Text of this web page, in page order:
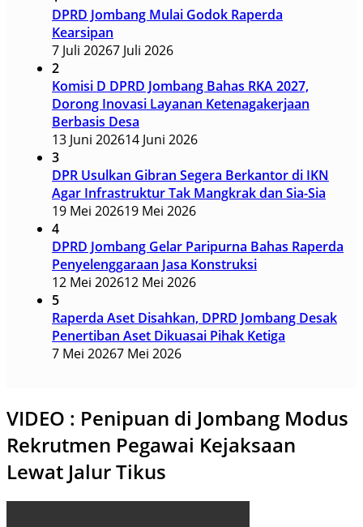
DPRD Jombang Mulai Godok Raperda
Kearsipan
7 Juli 20267 Juli 2026
2
Komisi D DPRD Jombang Bahas RKA 2027,
Dorong Inovasi Layanan Ketenagakerjaan
Berbasis Desa
13 Juni 202614 Juni 2026
3
DPR Usulkan Gibran Segera Berkantor di IKN
Agar Infrastruktur Tak Mangkrak dan Sia-Sia
19 Mei 202619 Mei 2026
4
DPRD Jombang Gelar Paripurna Bahas Raperda
Penyelenggaraan Jasa Konstruksi
12 Mei 202612 Mei 2026
5
Raperda Aset Disahkan, DPRD Jombang Desak
Penertiban Aset Dikuasai Pihak Ketiga
7 Mei 20267 Mei 2026
VIDEO : Penipuan di Jombang Modus
Rekrutmen Pegawai Kejaksaan
Lewat Jalur Tikus